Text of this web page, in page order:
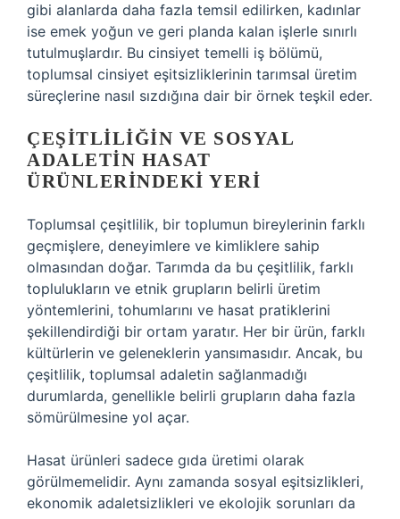
gibi alanlarda daha fazla temsil edilirken, kadınlar
ise emek yoğun ve geri planda kalan işlerle sınırlı
tutulmuşlardır. Bu cinsiyet temelli iş bölümü,
toplumsal cinsiyet eşitsizliklerinin tarımsal üretim
süreçlerine nasıl sızdığına dair bir örnek teşkil eder.
ÇEŞITLILIĞIN VE SOSYAL
ADALETIN HASAT
ÜRÜNLERINDEKI YERI
Toplumsal çeşitlilik, bir toplumun bireylerinin farklı
geçmişlere, deneyimlere ve kimliklere sahip
olmasından doğar. Tarımda da bu çeşitlilik, farklı
toplulukların ve etnik grupların belirli üretim
yöntemlerini, tohumlarını ve hasat pratiklerini
şekillendirdiği bir ortam yaratır. Her bir ürün, farklı
kültürlerin ve geleneklerin yansımasıdır. Ancak, bu
çeşitlilik, toplumsal adaletin sağlanmadığı
durumlarda, genellikle belirli grupların daha fazla
sömürülmesine yol açar.
Hasat ürünleri sadece gıda üretimi olarak
görülmemelidir. Aynı zamanda sosyal eşitsizlikleri,
ekonomik adaletsizlikleri ve ekolojik sorunları da